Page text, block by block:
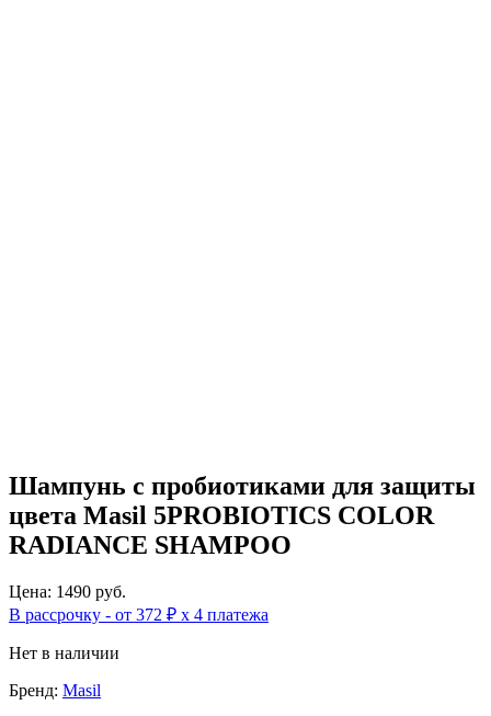
Шампунь с пробиотиками для защиты
цвета Masil 5PROBIOTICS COLOR
RADIANCE SHAMPOO
Цена: 1490 руб.
В рассрочку - от 372 ₽ х 4 платежа
Нет в наличии
Бренд: Masil